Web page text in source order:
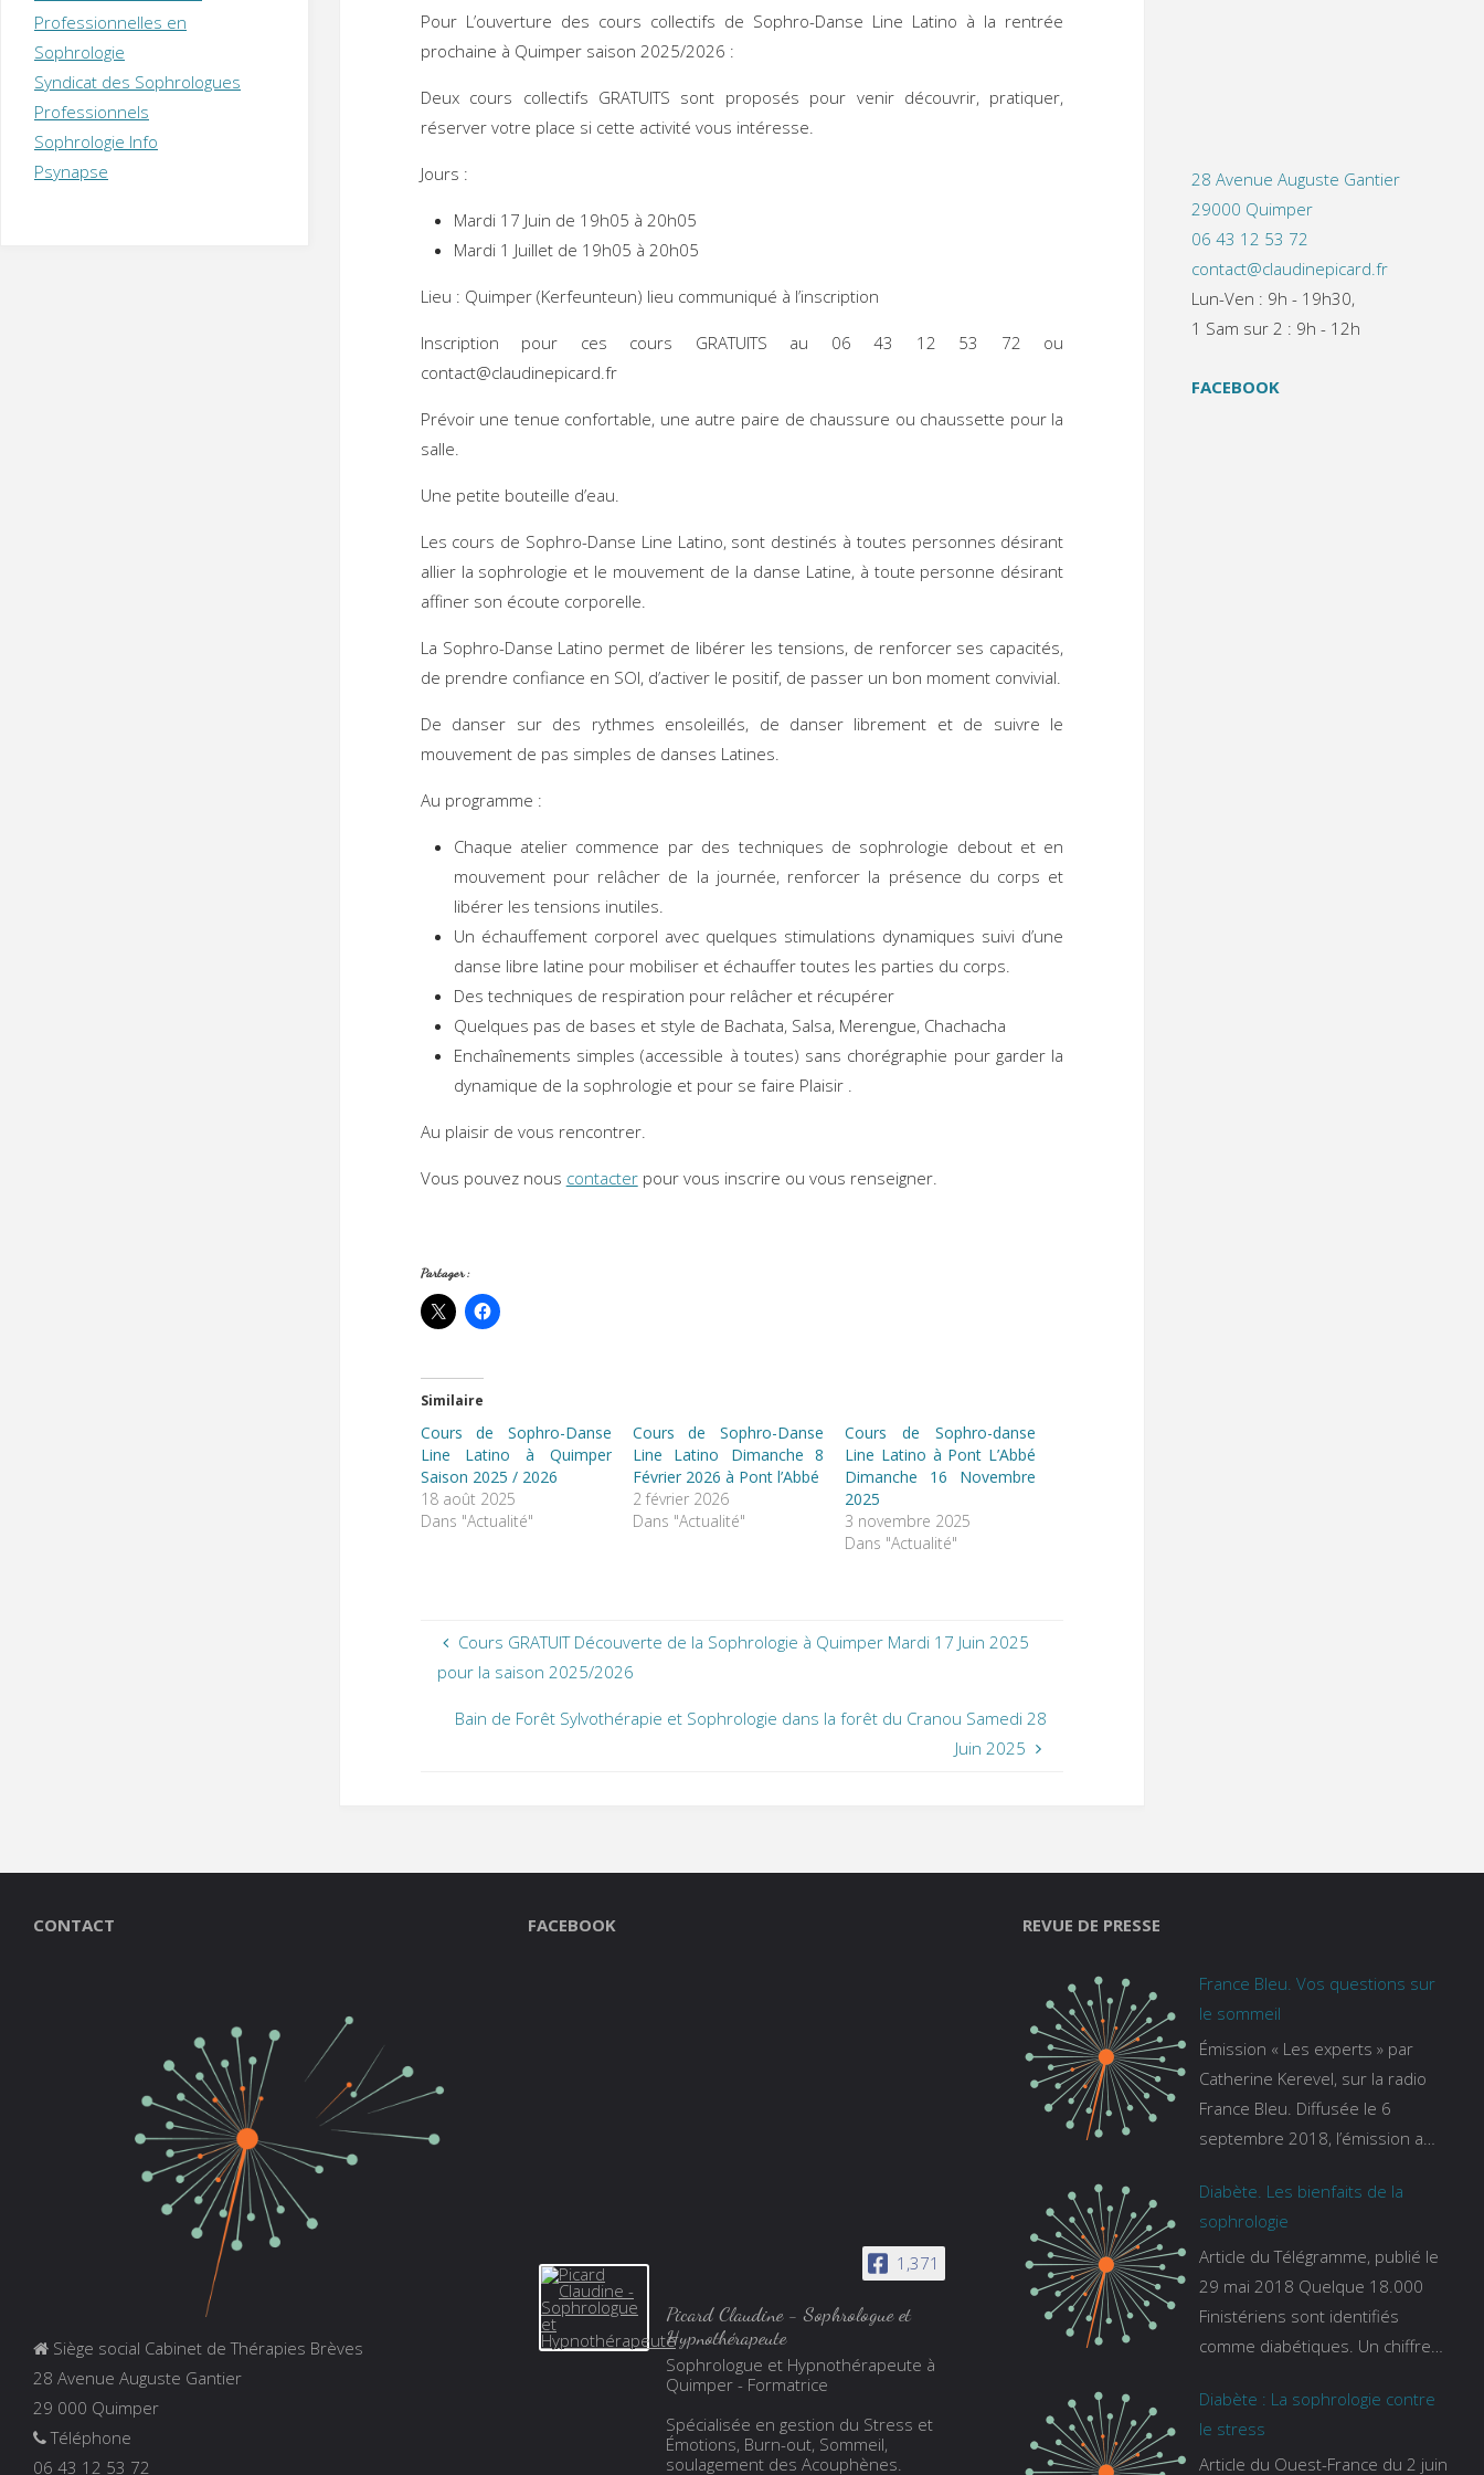
Pour L’ouverture des cours collectifs de Sophro-Danse Line Latino à la rentrée
prochaine à Quimper saison 2025/2026 :
Deux cours collectifs GRATUITS sont proposés pour venir découvrir, pratiquer,
réserver votre place si cette activité vous intéresse.
Jours :
Mardi 17 Juin de 19h05 à 20h05
Mardi 1 Juillet de 19h05 à 20h05
Lieu : Quimper (Kerfeunteun) lieu communiqué à l’inscription
Inscription pour ces cours GRATUITS au 06 43 12 53 72 ou
contact@claudinepicard.fr
Prévoir une tenue confortable, une autre paire de chaussure ou chaussette pour la
salle.
Une petite bouteille d’eau.
Les cours de Sophro-Danse Line Latino, sont destinés à toutes personnes désirant
allier la sophrologie et le mouvement de la danse Latine, à toute personne désirant
affiner son écoute corporelle.
La Sophro-Danse Latino permet de libérer les tensions, de renforcer ses capacités,
de prendre confiance en SOI, d’activer le positif, de passer un bon moment convivial.
De danser sur des rythmes ensoleillés, de danser librement et de suivre le
mouvement de pas simples de danses Latines.
Au programme :
Chaque atelier commence par des techniques de sophrologie debout et en
mouvement pour relâcher de la journée, renforcer la présence du corps et
libérer les tensions inutiles.
Un échauffement corporel avec quelques stimulations dynamiques suivi d’une
danse libre latine pour mobiliser et échauffer toutes les parties du corps.
Des techniques de respiration pour relâcher et récupérer
Quelques pas de bases et style de Bachata, Salsa, Merengue, Chachacha
Enchaînements simples (accessible à toutes) sans chorégraphie pour garder la
dynamique de la sophrologie et pour se faire Plaisir .
Au plaisir de vous rencontrer.
Vous pouvez nous contacterpour vous inscrire ou vous renseigner.
Partager :
Similaire
Cours de Sophro-Danse
Line Latino à Quimper
Saison 2025 / 2026
18 août 2025
Dans "Actualité"
Cours de Sophro-Danse
Line Latino Dimanche 8
Février 2026 à Pont l’Abbé
2 février 2026
Dans "Actualité"
Cours de Sophro-danse
Line Latino à Pont L’Abbé
Dimanche 16 Novembre
2025
3 novembre 2025
Dans "Actualité"
Cours GRATUIT Découverte de la Sophrologie à Quimper Mardi 17 Juin 2025
pour la saison 2025/2026
Bain de Forêt Sylvothérapie et Sophrologie dans la forêt du Cranou Samedi 28
Juin 2025
Professionnelles en
Sophrologie
Syndicat des Sophrologues
Professionnels
Sophrologie Info
Psynapse
28 Avenue Auguste Gantier
29000 Quimper
06 43 12 53 72
contact@claudinepicard.fr
Lun-Ven : 9h - 19h30,
1 Sam sur 2 : 9h - 12h
FACEBOOK
CONTACT
Siège social Cabinet de Thérapies Brèves
28 Avenue Auguste Gantier
29 000 Quimper
Téléphone
06 43 12 53 72
FACEBOOK
1,371
Picard Claudine - Sophrologue et
Hypnothérapeute
Sophrologue et Hypnothérapeute à
Quimper - Formatrice
Spécialisée en gestion du Stress et
Émotions, Burn-out, Sommeil,
soulagement des Acouphènes.
REVUE DE PRESSE
France Bleu. Vos questions sur
le sommeil
Émission « Les experts » par
Catherine Kerevel, sur la radio
France Bleu. Diffusée le 6
septembre 2018, l’émission a
le site de france bleu :
https://www.francebleu.fr/emissi
ons/les-experts/breizh-izel/vos-
questions-sur-le-sommeil
Diabète. Les bienfaits de la
sophrologie
Article du Télégramme, publié le
29 mai 2018 Quelque 18.000
Finistériens sont identifiés
comme diabétiques. Un chiffre
tous ceux qui s’ignorent. « C’est
une pathologie qui continue à
augmenter, souligne Gaïanne
Diabète : La sophrologie contre
le stress
Article du Ouest-France du 2 juin